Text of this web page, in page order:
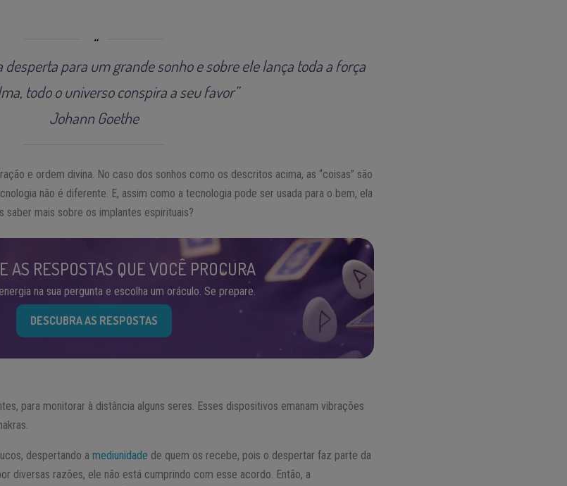
para um grande sonho e sobre ele lança toda a força
todo o universo conspira a seu favor”
Johann Goethe
e ordem divina. No caso dos sonhos como os descritos acima, as “coisas” são
não é diferente. E, assim como a tecnologia pode ser usada para o bem, ela
saber mais sobre os implantes espirituais?
AS RESPOSTAS QUE VOCÊ PROCURA
na sua pergunta e escolha um oráculo. Se prepare.
DESCUBRA AS RESPOSTAS
para monitorar à distância alguns seres. Esses dispositivos emanam vibrações
despertando amediunidade de quem os recebe, pois o despertar faz parte da
diversas razões, ele não está cumprindo com esse acordo. Então, a